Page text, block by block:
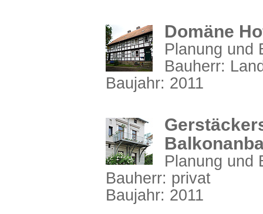
Domäne
Planung und
Bauherr:
Baujahr: 2011
Planung und
Bauherr: privat
Baujahr: 2011